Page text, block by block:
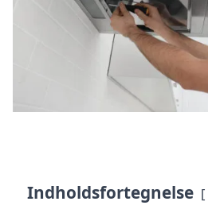
Indholdsfortegnelse